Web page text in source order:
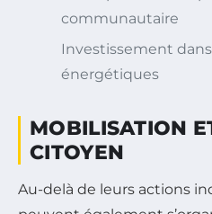
communautaire
Investissement
énergétiques
MOBILISATION
CITOYEN
Au-delà de leurs actions